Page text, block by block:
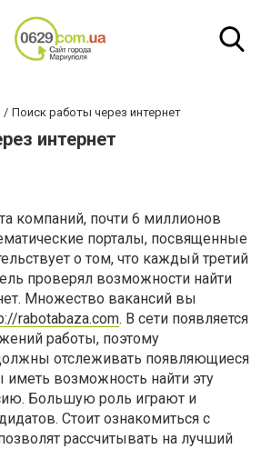
Поиск работы через интернет
интернет
компаний, почти 6 миллионов
порталы, посвященные
о том, что каждый третий
проверял возможности найти
Множество вакансий вы
rabotabaza.com. В сети появляется
работы, поэтому
отслеживать появляющиеся
возможность найти эту
Большую роль играют и
Стоит ознакомиться с
рассчитывать на лучший